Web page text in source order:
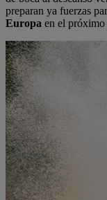
preparan ya fuerzas
Europa en el próximo